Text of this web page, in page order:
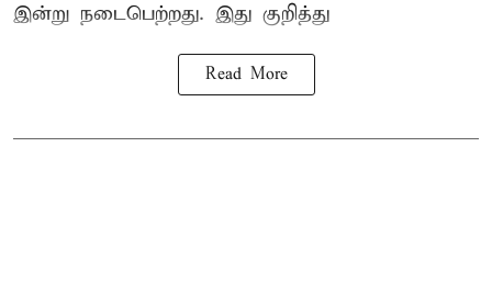
இன்று நடைபெற்றது. இது குறித்து
Read More